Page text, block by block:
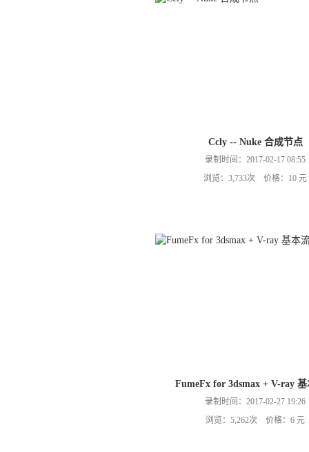
Ccly -- Nuke 合成节点
录制时间：2017-02-17 08:55
浏览：3,733次 价格：10 元
FumeFx for 3dsmax + V-ray 基
录制时间：2017-02-27 19:26
浏览：5,262次 价格：6 元